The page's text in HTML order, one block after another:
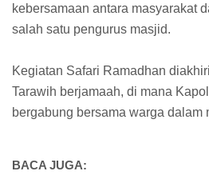
kebersamaan antara masyarakat
salah satu pengurus masjid.
Kegiatan Safari Ramadhan
Tarawih berjamaah, di mana
bergabung bersama warga dalam
BACA JUGA: